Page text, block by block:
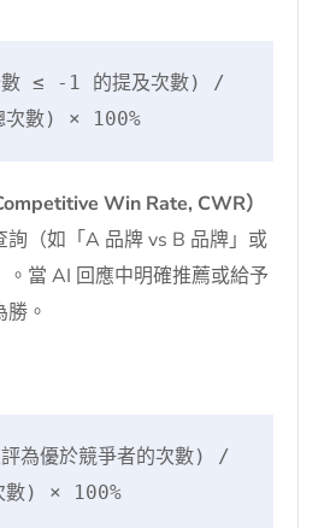
數 ≤ -1 的提及次數) /
次數) × 100%
Win Rate, CWR）
詢（如「A 品牌 vs B 品牌」或
。當 AI 回應中明確推薦或給予
。
為優於競爭者的次數) /
數) × 100%